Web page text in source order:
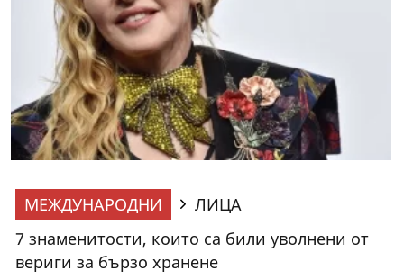
МЕЖДУНАРОДНИ
ЛИЦА
7 знаменитости, които са били уволнени от
вериги за бързо хранене